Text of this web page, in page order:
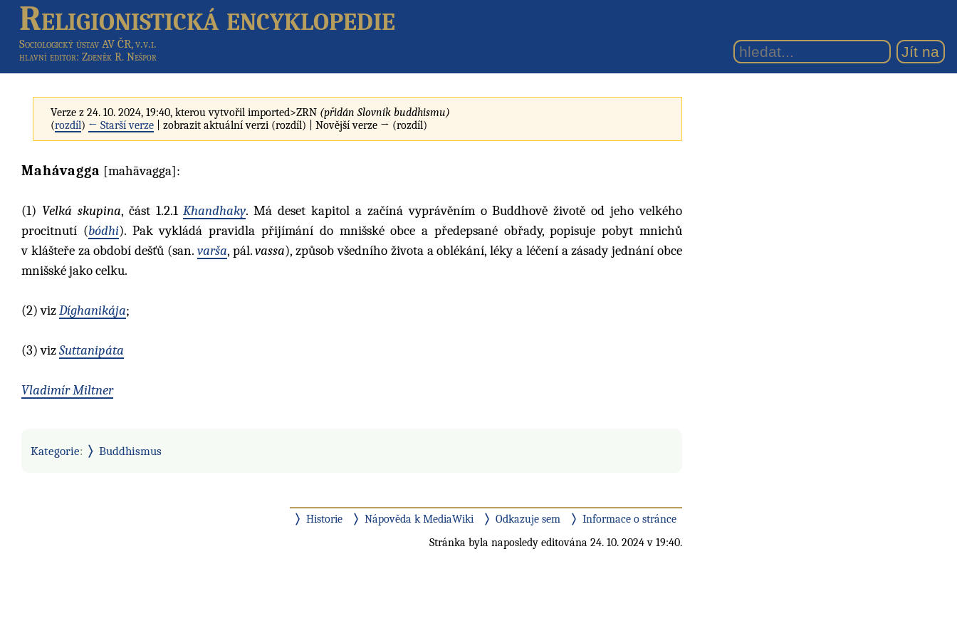
Religionistická encyklopedie
Sociologický ústav AV ČR, v.v.i.
hlavní editor: Zdeněk R. Nešpor
Verze z 24. 10. 2024, 19:40, kterou vytvořil imported>ZRN (přidán Slovník buddhismu)
(rozdíl) ← Starší verze| zobrazit aktuální verzi (rozdíl) | Novější verze → (rozdíl)
Mahávagga [mahāvagga]:
(1) Velká skupina, část 1.2.1Khandhaky. Má deset kapitol a začíná vyprávěním o Buddhově životě od jeho velkého
procitnutí (bódhi). Pak vykládá pravidla přijímání do mnišské obce a předepsané obřady, popisuje pobyt mnichů
v klášteře za období dešťů (san. varša, pál.vassa), způsob všedního života a oblékání, léky a léčení a zásady jednání obce
mnišské jako celku.
(2)vizDíghanikája;
(3)vizSuttanipáta
Vladimír Miltner
Kategorie: Buddhismus
Historie Nápověda k MediaWiki Odkazuje sem
Informace o stránce
Stránka byla naposledy editována 24. 10. 2024 v 19:40.